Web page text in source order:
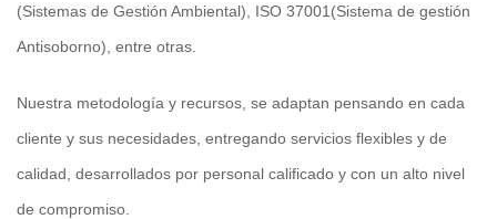
(Sistemas de Gestión Ambiental), ISO 37001(Sistema de gestión
Antisoborno), entre otras.
Nuestra metodología y recursos, se adaptan pensando en cada
cliente y sus necesidades, entregando servicios flexibles y de
calidad, desarrollados por personal calificado y con un alto nivel
de compromiso.